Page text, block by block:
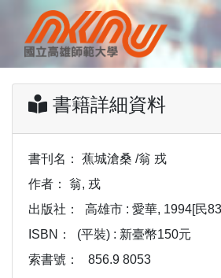
書籍詳細資料
書刊名：
蕉城滄桑 /翁 戎
作者：
翁, 戎
出版社：
高雄市 : 愛華, 1994[民
ISBN：
(平裝) : 新臺幣150元
索書號：
856.9 8053